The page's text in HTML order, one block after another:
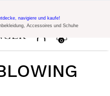
300€ Einkauf mit Code:
0
navigiere und kaufe!
Accessoires und Schuhe